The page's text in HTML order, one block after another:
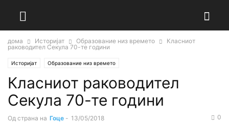
дома Историјат Образование низ времето
Класниот
раководител Секула 70-те години
Историјат Образование низ времето
Класниот раководител
Секула 70-те години
Од страна на Гоце - 13/05/2018 0